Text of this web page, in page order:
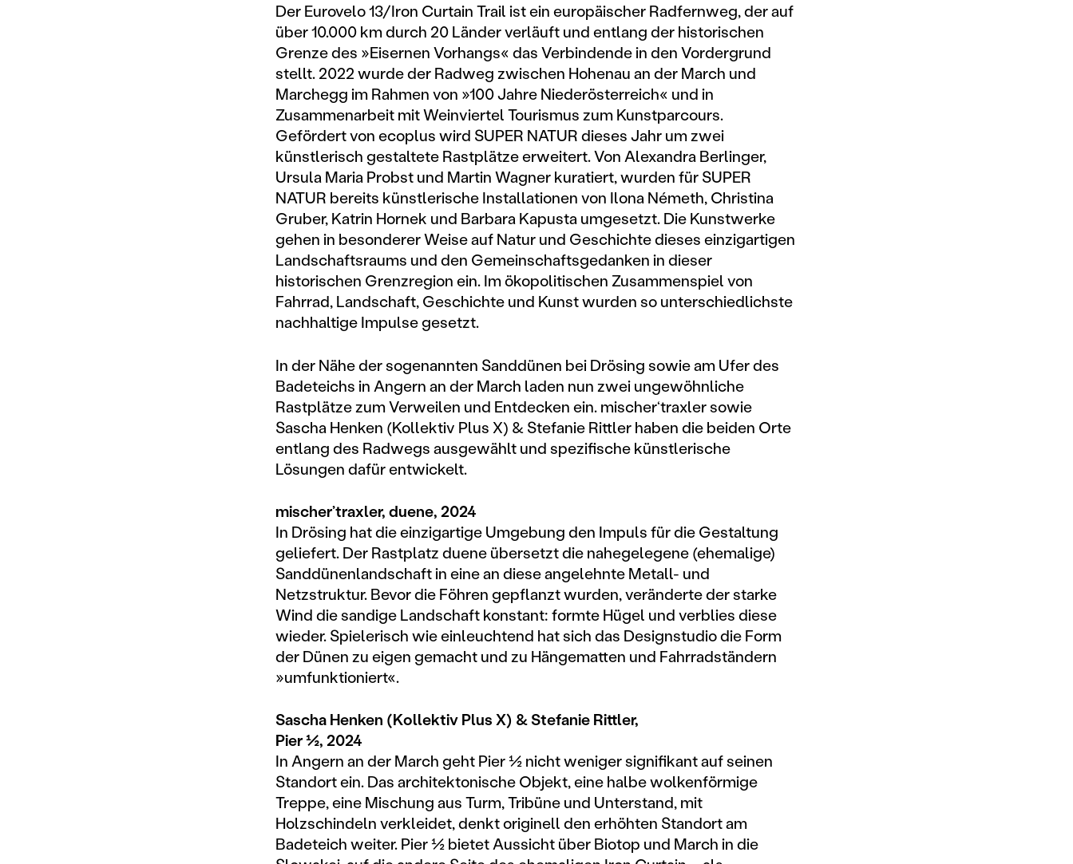
Der Eurovelo 13/Iron Curtain Trail ist ein europäischer Radfernweg, der auf
über 10.000 km durch 20 Länder verläuft und entlang der historischen
Grenze des »Eisernen Vorhangs« das Verbindende in den Vordergrund
stellt. 2022 wurde der Radweg zwischen Hohenau an der March und
Marchegg im Rahmen von »100 Jahre Niederösterreich« und in
Zusammenarbeit mit Weinviertel Tourismus zum Kunstparcours.
Gefördert von ecoplus wird SUPER NATUR dieses Jahr um zwei
künstlerisch gestaltete Rastplätze erweitert. Von Alexandra Berlinger,
Ursula Maria Probst und Martin Wagner kuratiert, wurden für SUPER
NATUR bereits künstlerische Installationen von Ilona Németh, Christina
Gruber, Katrin Hornek und Barbara Kapusta umgesetzt. Die Kunstwerke
gehen in besonderer Weise auf Natur und Geschichte dieses einzigartigen
Landschaftsraums und den Gemeinschaftsgedanken in dieser
historischen Grenzregion ein. Im ökopolitischen Zusammenspiel von
Fahrrad, Landschaft, Geschichte und Kunst wurden so unterschiedlichste
nachhaltige Impulse gesetzt.
In der Nähe der sogenannten Sanddünen bei Drösing sowie am Ufer des
Badeteichs in Angern an der March laden nun zwei ungewöhnliche
Rastplätze zum Verweilen und Entdecken ein. mischer‘traxler sowie
Sascha Henken (Kollektiv Plus X) & Stefanie Rittler haben die beiden Orte
entlang des Radwegs ausgewählt und spezifische künstlerische
Lösungen dafür entwickelt.
mischer’traxler, duene, 2024
In Drösing hat die einzigartige Umgebung den Impuls für die Gestaltung
geliefert. Der Rastplatz duene übersetzt die nahegelegene (ehemalige)
Sanddünenlandschaft in eine an diese angelehnte Metall- und
Netzstruktur. Bevor die Föhren gepflanzt wurden, veränderte der starke
Wind die sandige Landschaft konstant: formte Hügel und verblies diese
wieder. Spielerisch wie einleuchtend hat sich das Designstudio die Form
der Dünen zu eigen gemacht und zu Hängematten und Fahrradständern
»umfunktioniert«.
Sascha Henken (Kollektiv Plus X) & Stefanie Rittler,
Pier ½, 2024
In Angern an der March geht Pier ½ nicht weniger signifikant auf seinen
Standort ein. Das architektonische Objekt, eine halbe wolkenförmige
Treppe, eine Mischung aus Turm, Tribüne und Unterstand, mit
Holzschindeln verkleidet, denkt originell den erhöhten Standort am
Badeteich weiter. Pier ½ bietet Aussicht über Biotop und March in die